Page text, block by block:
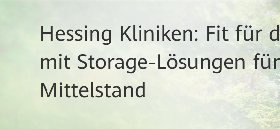
Hessing Kliniken: Fit für
mit Storage-Lösungen
Mittelstand